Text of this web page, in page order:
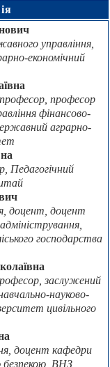
управління,
економічний
професор
фінансово-
аграрно-
Педагогічний
доцент, доцент
господарства
заслужений
науково-
цивільного
доцент кафедри
безпекою, ВНЗ